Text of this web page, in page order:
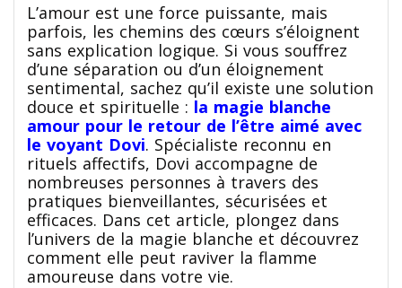
L’amour est une force puissante, mais
parfois, les chemins des cœurs s’éloignent
sans explication logique. Si vous souffrez
d’une séparation ou d’un éloignement
sentimental, sachez qu’il existe une solution
douce et spirituelle : la magie blanche
amour pour le retour de l’être aimé avec
le voyant Dovi. Spécialiste reconnu en
rituels affectifs, Dovi accompagne de
nombreuses personnes à travers des
pratiques bienveillantes, sécurisées et
efficaces. Dans cet article, plongez dans
l’univers de la magie blanche et découvrez
comment elle peut raviver la flamme
amoureuse dans votre vie.